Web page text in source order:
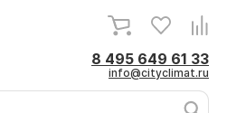
8 495 649 61 33
info@cityclimat.ru